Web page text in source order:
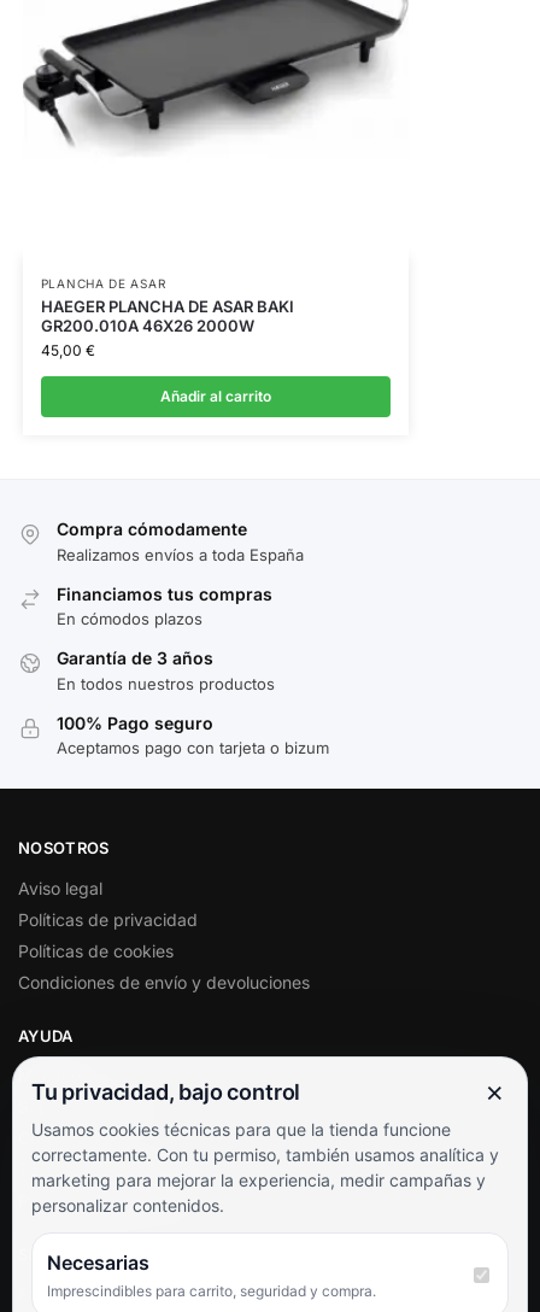
PLANCHA DE ASAR
HAEGER PLANCHA DE ASAR BAKI
GR200.010A 46X26 2000W
45,00 €
Añadir al carrito
Compra cómodamente
Realizamos envíos a toda España
Financiamos tus compras
En cómodos plazos
Garantía de 3 años
En todos nuestros productos
100% Pago seguro
Aceptamos pago con tarjeta o bizum
NOSOTROS
Aviso legal
Políticas de privacidad
Políticas de cookies
Condiciones de envío y devoluciones
AYUDA
Soporte al cliente
Contacto
Términos y condiciones
Preguntas frecuentes
SÍGUENOS
Facebook
Tu privacidad, bajo control ×
Usamos cookies técnicas para que la tienda funcione
correctamente. Con tu permiso, también usamos analítica y
marketing para mejorar la experiencia, medir campañas y
personalizar contenidos.
Necesarias
Imprescindibles para carrito, seguridad y compra.